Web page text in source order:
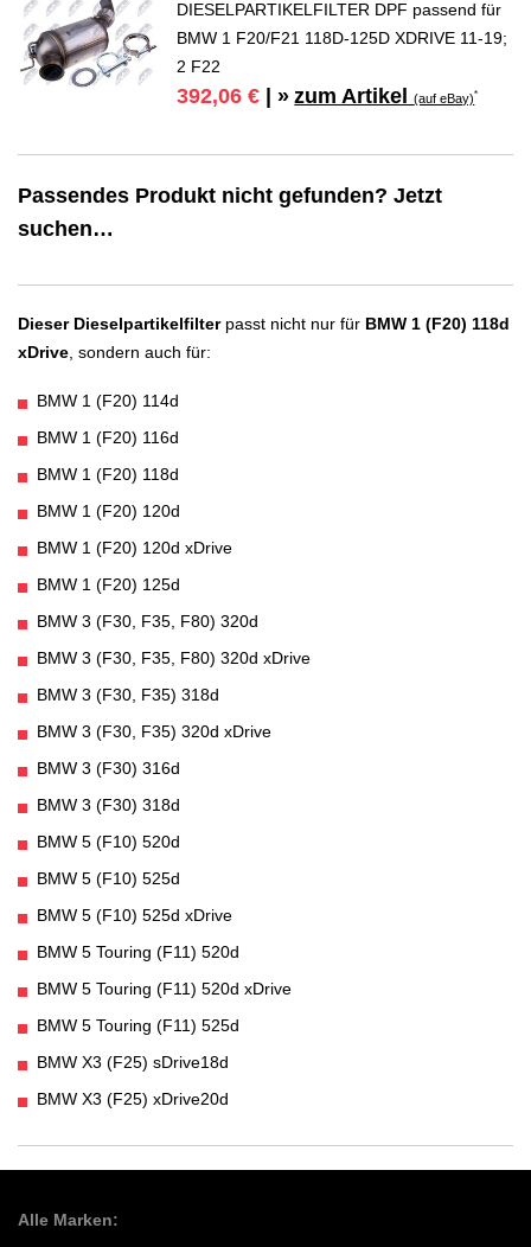
DIESELPARTIKELFILTER DPF passend für
BMW 1 F20/F21 118D-125D XDRIVE 11-19;
2 F22
392,06 € | » zum Artikel(auf eBay)*
Passendes Produkt nicht gefunden? Jetzt
suchen…
Dieser Dieselpartikelfilterpasst nicht nur für BMW 1 (F20) 118d
xDrive , sondern auch für:
BMW 1 (F20) 114d
BMW 1 (F20) 116d
BMW 1 (F20) 118d
BMW 1 (F20) 120d
BMW 1 (F20) 120d xDrive
BMW 1 (F20) 125d
BMW 3 (F30, F35, F80) 320d
BMW 3 (F30, F35, F80) 320d xDrive
BMW 3 (F30, F35) 318d
BMW 3 (F30, F35) 320d xDrive
BMW 3 (F30) 316d
BMW 3 (F30) 318d
BMW 5 (F10) 520d
BMW 5 (F10) 525d
BMW 5 (F10) 525d xDrive
BMW 5 Touring (F11) 520d
BMW 5 Touring (F11) 520d xDrive
BMW 5 Touring (F11) 525d
BMW X3 (F25) sDrive18d
BMW X3 (F25) xDrive20d
Alle Marken: